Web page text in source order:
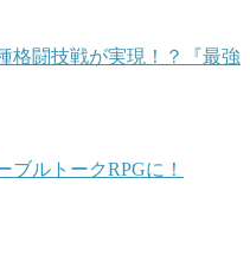
格闘技戦が実現！？『最強
ブルトークRPGに！